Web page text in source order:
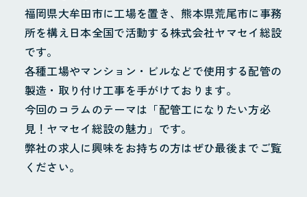
福岡県大牟田市に工場を置き、熊本県荒尾市に事務
所を構え日本全国で活動する株式会社ヤマセイ総設
です。
各種工場やマンション・ビルなどで使用する配管の
製造・取り付け工事を手がけております。
今回のコラムのテーマは「配管工になりたい方必
見！ヤマセイ総設の魅力」です。
弊社の求人に興味をお持ちの方はぜひ最後までご覧
ください。